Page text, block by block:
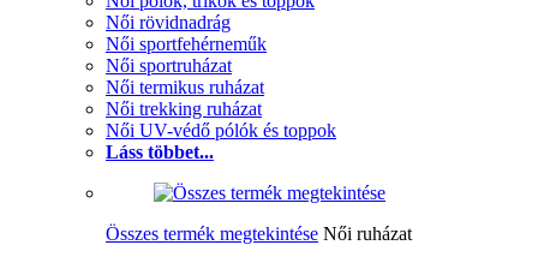
Női rövidnadrág
Női sportfehérneműk
Női sportruházat
Női termikus ruházat
Női trekking ruházat
Női UV-védő pólók és toppok
Láss többet...
Összes termék megtekintése Női ruházat